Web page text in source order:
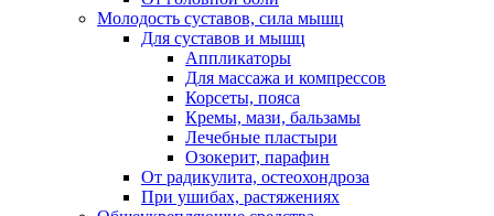
Молодость суставов, сила мышц
Для суставов и мышц
Аппликаторы
Для массажа и компрессов
Корсеты, пояса
Кремы, мази, бальзамы
Лечебные пластыри
Озокерит, парафин
От радикулита, остеохондроза
При ушибах, растяжениях